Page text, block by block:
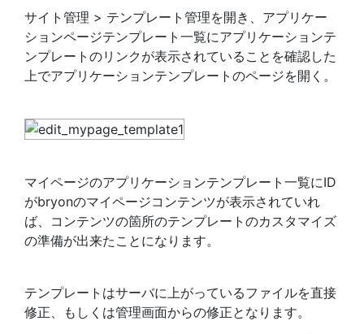
サイト管理 > テンプレート管理を開き、アプリケー
ションページテンプレート一覧にアプリケーションテ
ンプレートのリンクが表示されていることを確認した
上でアプリケーションテンプレートのページを開く。
マイページのアプリケーションテンプレート一覧にID
がbryonのマイページコンテンツが表示されていれ
ば、コンテンツの箇所のテンプレートのカスタマイズ
の準備が出来たことになります。
テンプレートはサーバに上がっているファイルを直接
修正、もしくは管理画面からの修正となります。